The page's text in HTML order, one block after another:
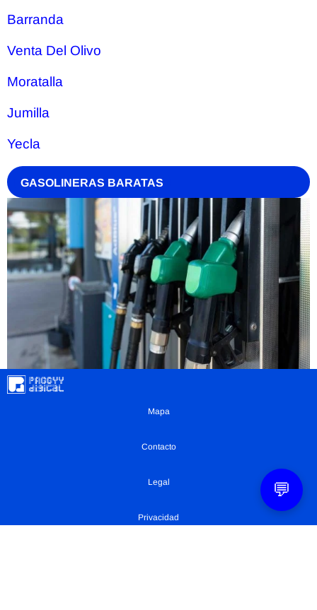
Barranda
Venta Del Olivo
Moratalla
Jumilla
Yecla
GASOLINERAS BARATAS
Mapa
Contacto
Legal
Privacidad
💬